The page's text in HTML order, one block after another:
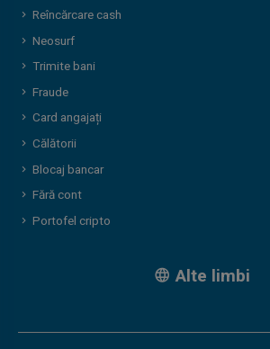
Reîncărcare cash
Neosurf
Trimite bani
Fraude
Card angajați
Călătorii
Blocaj bancar
Fără cont
Portofel cripto
Alte limbi